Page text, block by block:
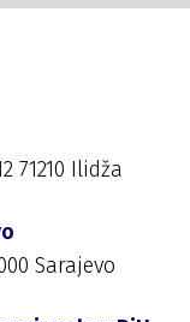
71210 Ilidža
Sarajevo